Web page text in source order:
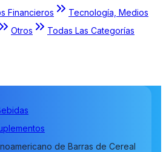
Financieros
Tecnología, Medios
Otros
Todas Las Categorías
de Barras de Cereal